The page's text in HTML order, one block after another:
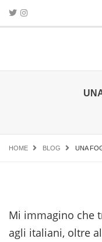
HOME BLOG UNA
Mi immagino che
agli italiani, oltre